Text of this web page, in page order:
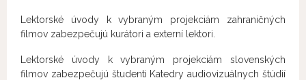
Lektorské úvody k vybraným projekciám zahraničných
filmov zabezpečujú kurátori a externí lektori.
Lektorské úvody k vybraným projekciám slovenských
filmov zabezpečujú študenti Katedry audiovizuálnych štúdií